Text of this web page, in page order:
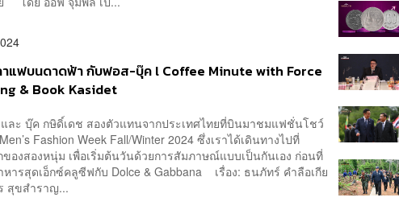
แฟบนดาดฟ้า กับฟอส-บุ๊ค l Coffee Minute with Force
& Book Kasidet
ละ บุ๊ค กษิดิ์เดช สองตัวแทนจากประเทศไทยที่บินมาชมแฟชั่นโชว์
Fashion Week Fall/Winter 2024 ซึ่งเราได้เดินทางไปที่
องสองหนุ่ม เพื่อเริ่มต้นวันด้วยการสัมภาษณ์แบบเป็นกันเอง ก่อนที่
หารสุดเอ็กซ์คลูซีฟกับ Dolce & Gabbana เรื่อง: ธนภัทร์ คำลือเกีย
สุขสำราญ...